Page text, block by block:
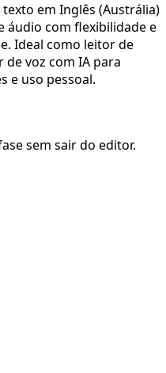
texto em Inglês (Austrália)
áudio com flexibilidade e
Ideal como leitor de
voz com IA para
e uso pessoal.
sem sair do editor.